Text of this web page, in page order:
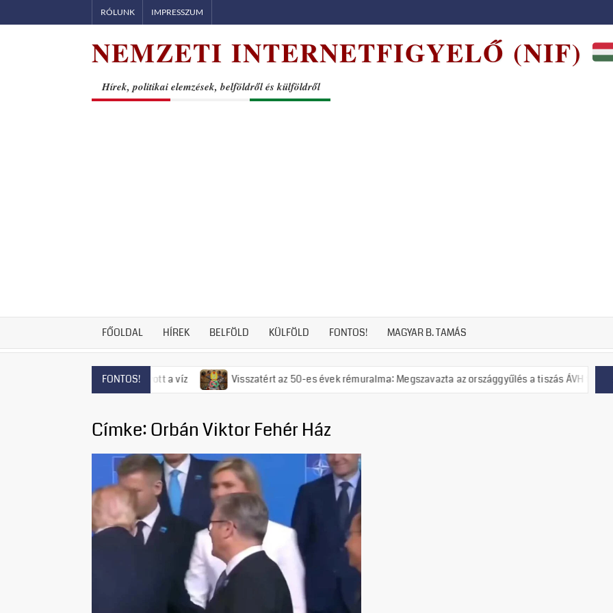
to
RÓLUNK IMPRESSZUM
NEMZETI INTERNETFIGYELŐ (NIF)
Hírek, politikai elemzések, belföldről és külföldről
FŐOLDAL HÍREK BELFÖLD KÜLFÖLD FONTOS! MAGYAR B. TAMÁS
FONTOS!
már el is fogyott a víz Visszatért az 50-es évek rémuralma: Megszavazta az országgyűlés a tiszás ÁVH felállítását!
Címke:Orbán Viktor Fehér Ház